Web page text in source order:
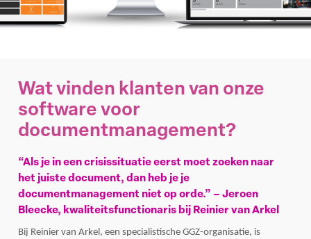
Wat vinden klanten van onze
software voor
documentmanagement?
“Als je in een crisissituatie eerst moet zoeken naar
het juiste document, dan heb je je
documentmanagement niet op orde.” – Jeroen
Bleecke, kwaliteitsfunctionaris bij Reinier van Arkel
Bij Reinier van Arkel, een specialistische GGZ-organisatie, is